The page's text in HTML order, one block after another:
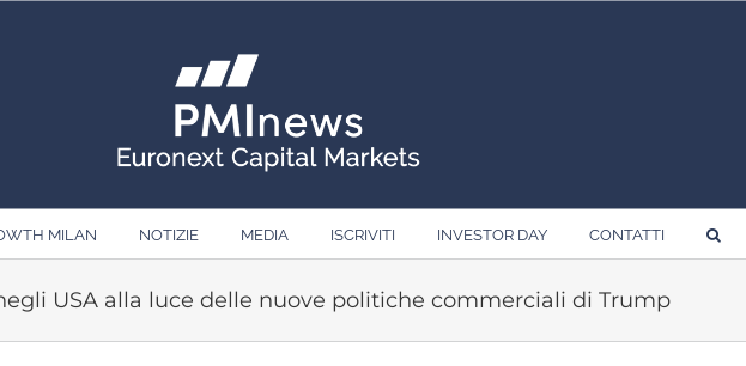
MILAN NOTIZIE MEDIA ISCRIVITI INVESTOR DAY CONTATTI
USA alla luce delle nuove politiche commerciali di Trump